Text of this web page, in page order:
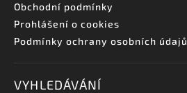
Obchodní podmínky
Prohlášení o cookies
Podmínky ochrany osobních údajů
VYHLEDÁVÁNÍ